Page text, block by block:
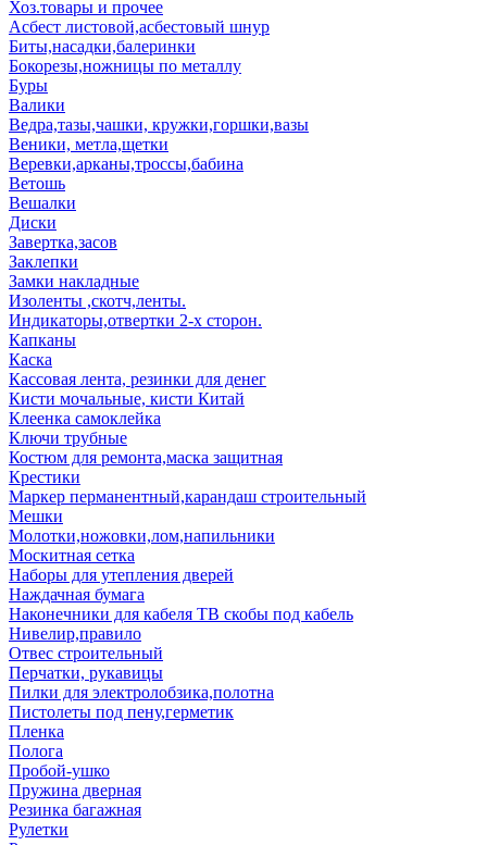
Хоз.товары и прочее
Асбест листовой,асбестовый шнур
Биты,насадки,балеринки
Бокорезы,ножницы по металлу
Буры
Валики
Ведра,тазы,чашки, кружки,горшки,вазы
Веники, метла,щетки
Веревки,арканы,троссы,бабина
Ветошь
Вешалки
Диски
Завертка,засов
Заклепки
Замки накладные
Изоленты ,скотч,ленты.
Индикаторы,отвертки 2-х сторон.
Капканы
Каска
Кассовая лента, резинки для денег
Кисти мочальные, кисти Китай
Клеенка самоклейка
Ключи трубные
Костюм для ремонта,маска защитная
Крестики
Маркер перманентный,карандаш строительный
Мешки
Молотки,ножовки,лом,напильники
Москитная сетка
Наборы для утепления дверей
Наждачная бумага
Наконечники для кабеля ТВ скобы под кабель
Нивелир,правило
Отвес строительный
Перчатки, рукавицы
Пилки для электролобзика,полотна
Пистолеты под пену,герметик
Пленка
Полога
Пробой-ушко
Пружина дверная
Резинка багажная
Рулетки